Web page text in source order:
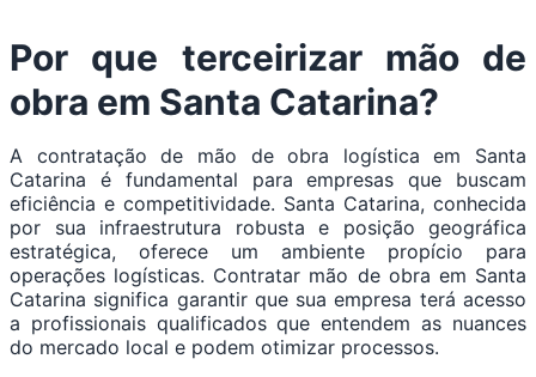
Por que terceirizar mão de
obra em Santa Catarina?
A contratação de mão de obra logística em Santa
Catarina é fundamental para empresas que buscam
eficiência e competitividade. Santa Catarina, conhecida
por sua infraestrutura robusta e posição geográfica
estratégica, oferece um ambiente propício para
operações logísticas. Contratar mão de obra em Santa
Catarina significa garantir que sua empresa terá acesso
a profissionais qualificados que entendem as nuances
do mercado local e podem otimizar processos.